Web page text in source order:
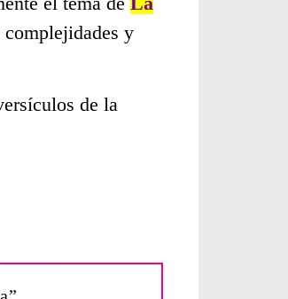
complejidades y
de la